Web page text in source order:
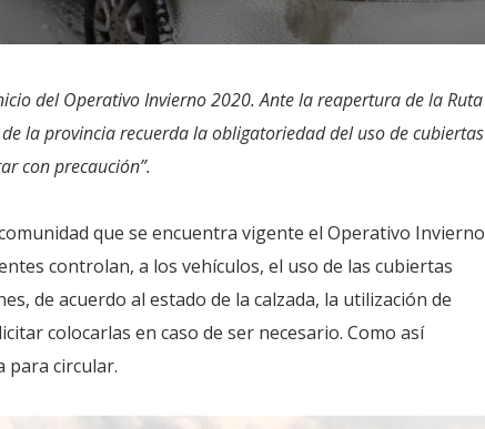
del Operativo Invierno 2020. Ante la reapertura de la Ruta
la provincia recuerda la obligatoriedad del uso de cubiertas
con precaución”.
que se encuentra vigente el Operativo Invierno
controlan, a los vehículos, el uso de las cubiertas
de acuerdo al estado de la calzada, la utilización de
colocarlas en caso de ser necesario. Como así
para circular.